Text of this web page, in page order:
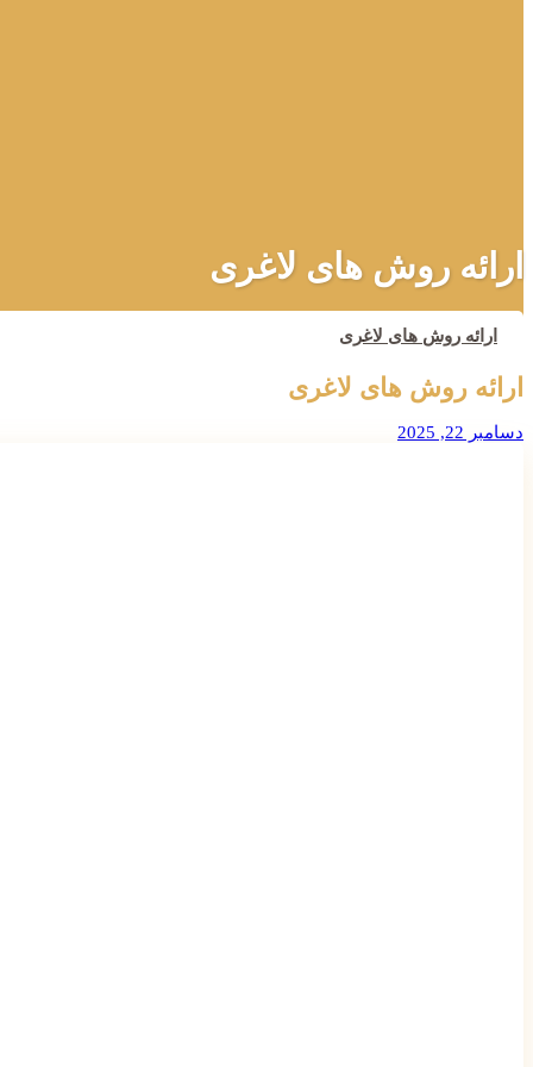
ارائه روش های لاغری
ارائه روش های لاغری
ارائه روش های لاغری
دسامبر 22, 2025